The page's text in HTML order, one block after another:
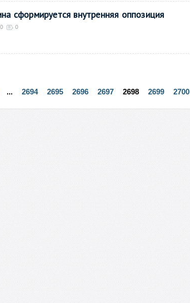
сформируется внутренняя оппозиция
0 0
... 2694 2695 2696 2697 2698 2699 2700